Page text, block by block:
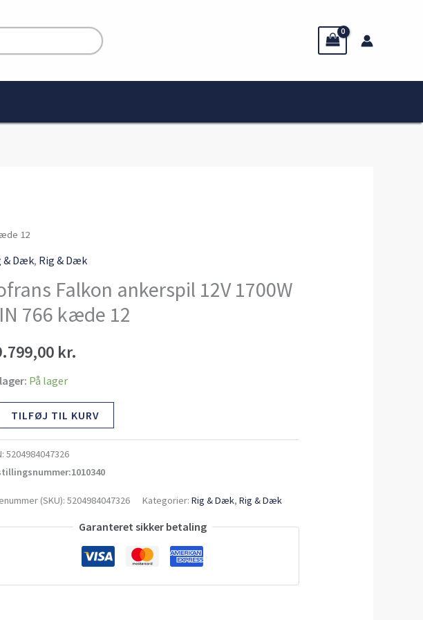
12
& Dæk, Rig & Dæk
Falkon ankerspil 12V 1700W
766 kæde 12
kr.
På lager
TILFØJ TIL KURV
5204984047326
(SKU):5204984047326 Kategorier:Rig & Dæk,Rig & Dæk
Garanteret sikker betaling